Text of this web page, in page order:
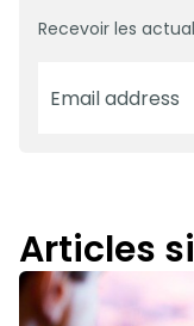
Recevoir les
Articles